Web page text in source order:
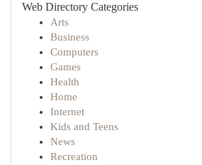
Web Directory Categories
Arts
Business
Computers
Games
Health
Home
Internet
Kids and Teens
News
Recreation